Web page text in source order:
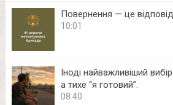
Повернення — це
10:01
Іноді найважливіший
а тихе “я готовий”.
08:40